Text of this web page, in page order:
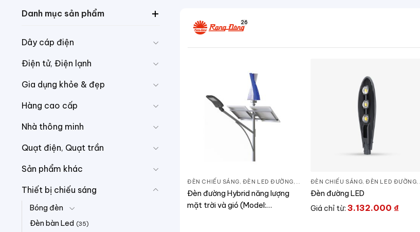
Danh mục sản phẩm
Dây cáp điện
Điện tử, Điện lạnh
Gia dụng khỏe & đẹp
Hàng cao cấp
Nhà thông minh
Quạt điện, Quạt trần
Sản phẩm khác
Thiết bị chiếu sáng
Bóng đèn
Đèn bàn Led (35)
26
ĐÈN CHIẾU SÁNG, ĐÈN LED ĐƯỜNG, THIẾT BỊ CHIẾU SÁNG
Đèn đường Hybrid năng lượng
mặt trời và gió (Model:
ĐÈN CHIẾU SÁNG,ĐÈN LED ĐƯỜNG,
Đèn đường LED
Giá chỉ từ: 3.132.000 ₫